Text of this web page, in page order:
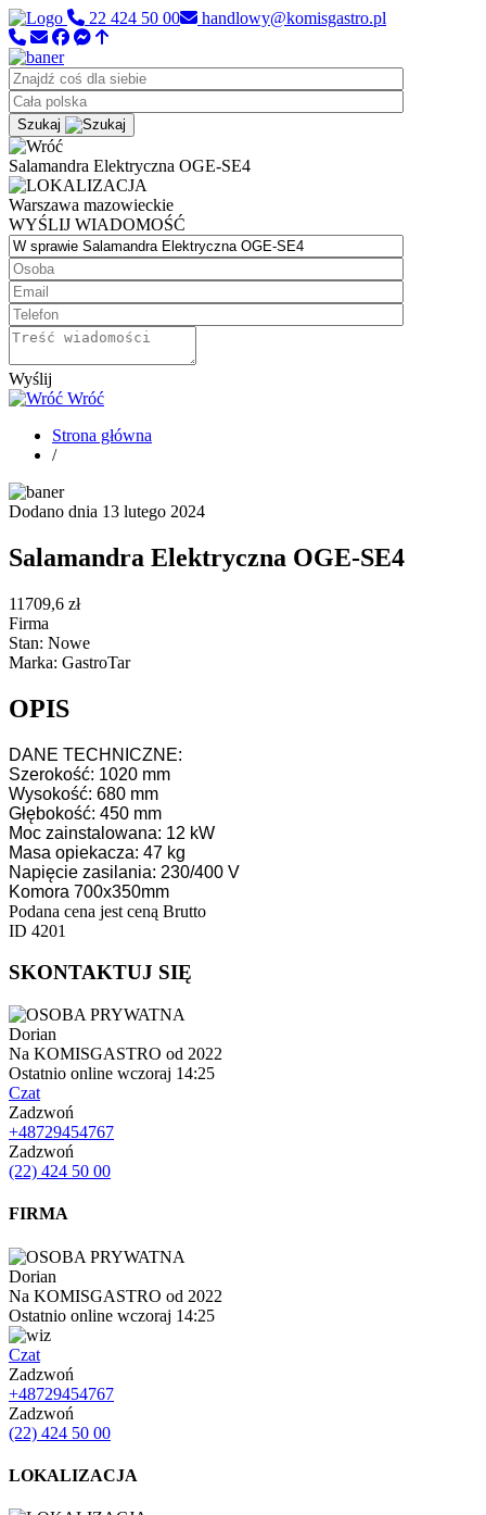
22 424 50 00 handlowy@komisgastro.pl
Szukaj
Salamandra Elektryczna OGE-SE4
Warszawa mazowieckie
WYŚLIJ WIADOMOŚĆ
Wyślij
Wróć
Strona główna
/
Dodano dnia 13 lutego 2024
Salamandra Elektryczna OGE-SE4
11709,6 zł
Firma
Stan: Nowe
Marka: GastroTar
OPIS
DANE TECHNICZNE:
Szerokość: 1020 mm
Wysokość: 680 mm
Głębokość: 450 mm
Moc zainstalowana: 12 kW
Masa opiekacza: 47 kg
Napięcie zasilania: 230/400 V
Komora 700x350mm
Podana cena jest ceną Brutto
ID 4201
SKONTAKTUJ SIĘ
Dorian
Na KOMISGASTRO od 2022
Ostatnio online wczoraj 14:25
Czat
Zadzwoń
+48729454767
Zadzwoń
(22) 424 50 00
FIRMA
Dorian
Na KOMISGASTRO od 2022
Ostatnio online wczoraj 14:25
Czat
Zadzwoń
+48729454767
Zadzwoń
(22) 424 50 00
LOKALIZACJA